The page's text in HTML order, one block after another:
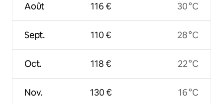
Août
Sept.
Oct.
Nov.
116 €
110 €
118 €
130 €
30 °C
28 °C
22 °C
16 °C